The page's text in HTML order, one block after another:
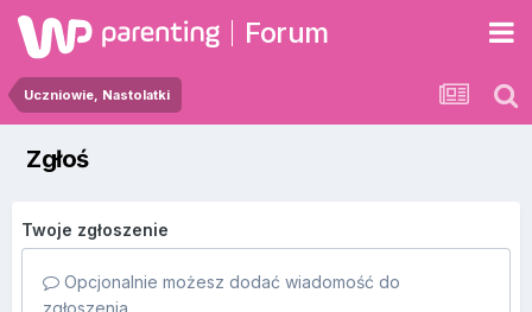
Forum
Uczniowie, Nastolatki
Zgłoś
Twoje zgłoszenie
Opcjonalnie możesz dodać wiadomość do
zgłoszenia.